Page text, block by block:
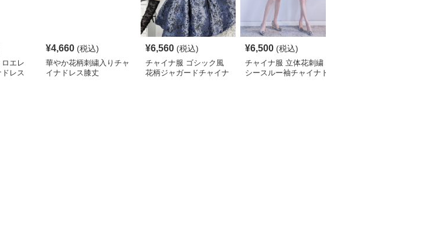
エレ
レス
¥4,660 (税込)
華やか花柄刺繍入りチャ
イナドレス膝丈
¥6,560 (税込)
チャイナ服 ゴシック風
花柄ジャガードチャイナ
¥6,500 (税込)
チャイナ服 立体花刺繍
シースルー袖チャイナド